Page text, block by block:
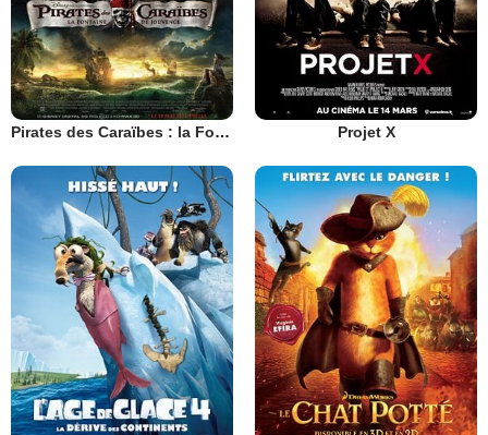
Pirates des Caraïbes : la Fontaine de Jouvence Projet X